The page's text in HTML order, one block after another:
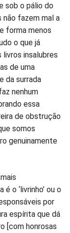
sob o pálio do
não fazem mal a
forma menos
o que já
livros insalubres
de uma
da surrada
nenhum
essa
de obstrução
somos
genuinamente
o ‘livrinho’ ou o
por
espírita que dá
[com honrosas